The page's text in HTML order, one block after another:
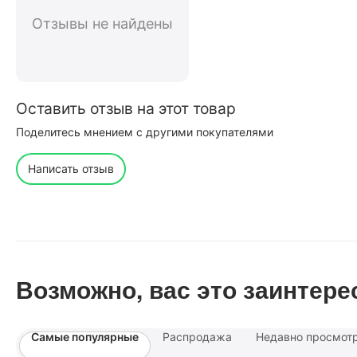
Отзывы не найдены
Оставить отзыв на этот товар
Поделитесь мнением с другими покупателями
Написать отзыв
Возможно, вас это
Самые популярные Распродажа Недавно